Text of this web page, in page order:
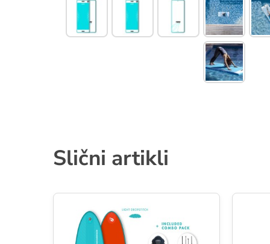
Slični artikli